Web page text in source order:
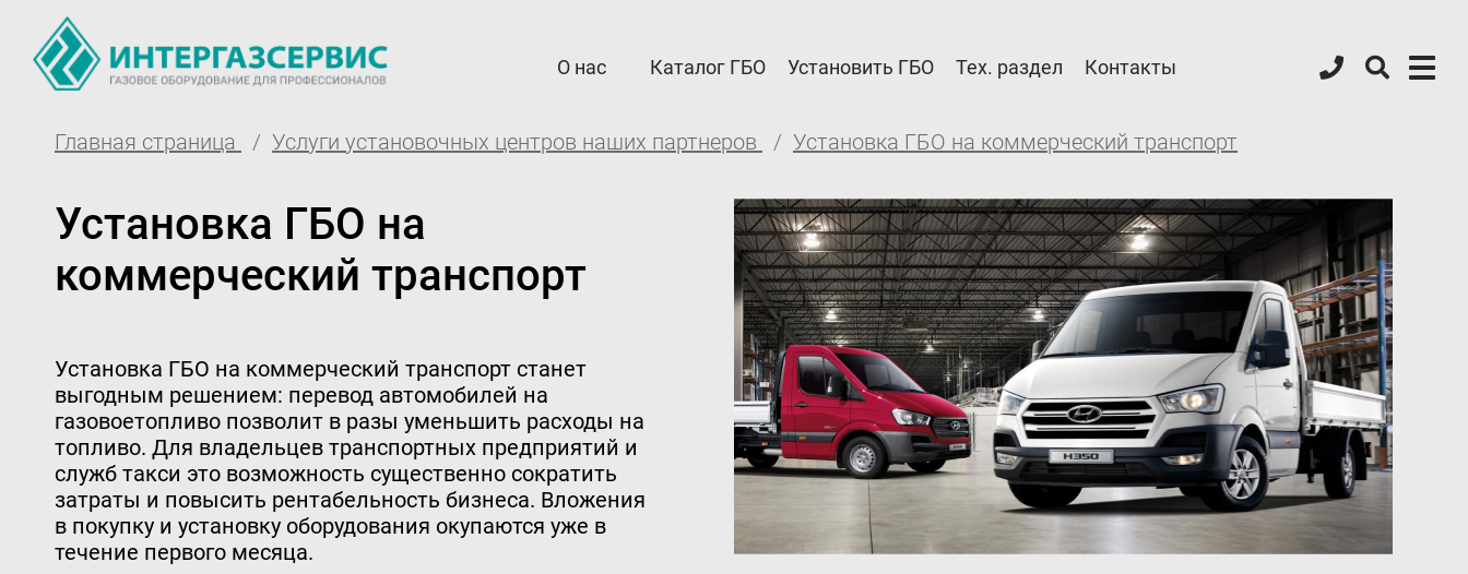
О нас Каталог ГБО Установить ГБО Тех. раздел Контакты
Новости
Вакансии
Документы компании
Оферта
Доставка Партнерам
Тех. раздел
Вход для партнёров
Установить ГБО
Интернет-магазин
Доставка Клиентам
Каталог авто с ГБО
Блог
Контакты
8 (800) 777-08-01
пн-пт: с 09:00 до 17:00
info@intergasservice.ru
Оставить отзыв
Подпишитесь
Главная страница Услуги установочных центров наших партнеров Установка ГБО на коммерческий транспорт
Установка ГБО на
коммерческий транспорт
Установка ГБО на коммерческий транспорт станет
выгодным решением: перевод автомобилей на
газовоетопливо позволит в разы уменьшить расходы на
топливо. Для владельцев транспортных предприятий и
служб такси это возможность существенно сократить
затраты и повысить рентабельность бизнеса. Вложения
в покупку и установку оборудования окупаются уже в
течение первого месяца.